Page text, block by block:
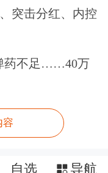
突击分红、内控
药不足……40万
容
自选 导航